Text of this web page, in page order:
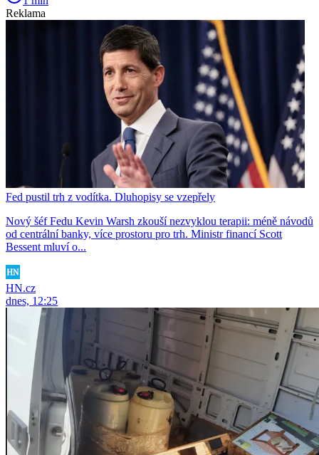
Reklama
Fed pustil trh z vodítka. Dluhopisy se vzepřely
Nový šéf Fedu Kevin Warsh zkouší nezvyklou terapii: méně návodů
od centrální banky, více prostoru pro trh. Ministr financí Scott
Bessent mluví o...
HN.cz
dnes, 12:25